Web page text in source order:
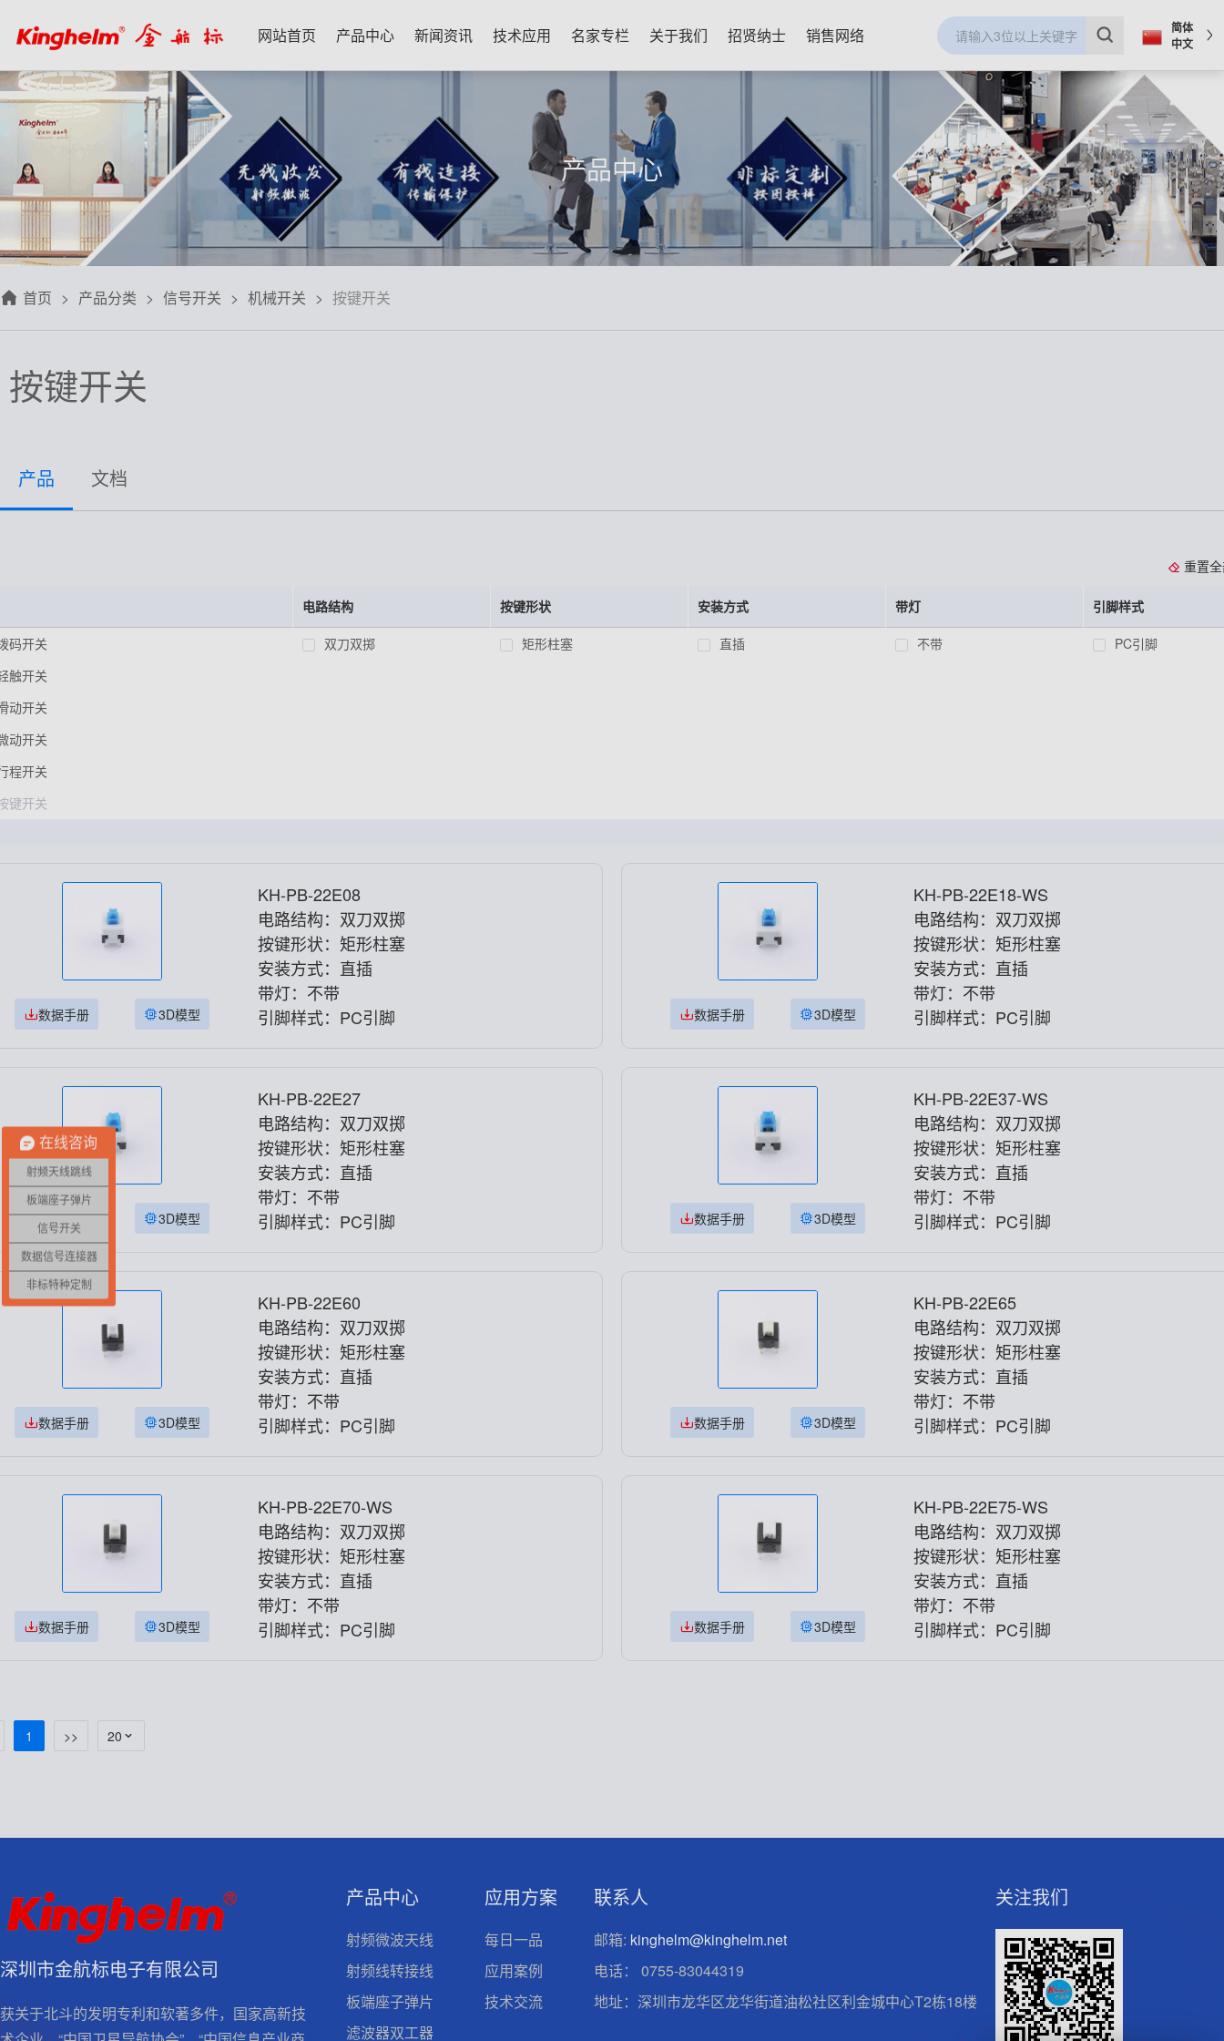
网站首页 产品中心
产品中心
射频微波天线
射频线转接线
板端座子弹片
滤波器双工器
信号开关
新闻资讯
新闻资讯
每日芯闻
行业资讯
三八八问
人文荟萃
华强北小百科
技术应用
技术应用
每日一品
应用案例
技术交流
名家专栏
名家专栏
宋仕强
林雪萍
齐大峰
刘大成
朱军山
关于我们
关于我们
关于我们
联系我们
用户协议
隐私政策
免费样品
招贤纳士 销售网络
简体
中文
产品中心
首页 产品分类 信号开关 机械开关 按键开关
按键开关
产品 文档
重置
码开关
触开关
动开关
动开关
程开关
键开关
电路结构
双刀双掷
按键形状
矩形柱塞
安装方式
直插
带灯
不带
引脚样式
PC引脚
数据手册 3D模型
KH-PB-22E08
电路结构：双刀双掷
按键形状：矩形柱塞
安装方式：直插
带灯：不带
引脚样式：PC引脚
数据手册 3D模型
KH-PB-22E18-WS
电路结构：双刀双掷
按键形状：矩形柱塞
安装方式：直插
带灯：不带
引脚样式：PC引脚
数据手册 3D模型
KH-PB-22E27
电路结构：双刀双掷
按键形状：矩形柱塞
安装方式：直插
带灯：不带
引脚样式：PC引脚
数据手册 3D模型
KH-PB-22E37-WS
电路结构：双刀双掷
按键形状：矩形柱塞
安装方式：直插
带灯：不带
引脚样式：PC引脚
数据手册 3D模型
KH-PB-22E60
电路结构：双刀双掷
按键形状：矩形柱塞
安装方式：直插
带灯：不带
引脚样式：PC引脚
数据手册 3D模型
KH-PB-22E65
电路结构：双刀双掷
按键形状：矩形柱塞
安装方式：直插
带灯：不带
引脚样式：PC引脚
数据手册 3D模型
KH-PB-22E70-WS
电路结构：双刀双掷
按键形状：矩形柱塞
安装方式：直插
带灯：不带
引脚样式：PC引脚
数据手册 3D模型
KH-PB-22E75-WS
电路结构：双刀双掷
按键形状：矩形柱塞
安装方式：直插
带灯：不带
引脚样式：PC引脚
1 >> 20
深圳市金航标电子有限公司
获关于北斗的发明专利和软著多件，国家高新技
产品中心
射频微波天线
射频线转接线
板端座子弹片
滤波器双工器
应用方案
每日一品
应用案例
技术交流
联系人
邮箱: kinghelm@kinghelm.net
电话：
0755-83044319
地址：深圳市龙华区龙华街道油松社区利金城中心T2栋18楼
关注我们
在线咨询
射频天线跳线
板端座子弹片
信号开关
数据信号连接器
非标特种定制